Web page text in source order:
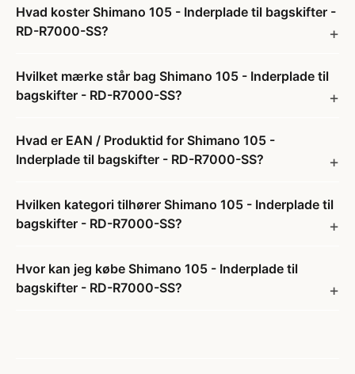
Hvad koster Shimano 105 - Inderplade til bagskifter -
RD-R7000-SS?
Hvilket mærke står bag Shimano 105 - Inderplade til
bagskifter - RD-R7000-SS?
Hvad er EAN / Produktid for Shimano 105 -
Inderplade til bagskifter - RD-R7000-SS?
Hvilken kategori tilhører Shimano 105 - Inderplade til
bagskifter - RD-R7000-SS?
Hvor kan jeg købe Shimano 105 - Inderplade til
bagskifter - RD-R7000-SS?